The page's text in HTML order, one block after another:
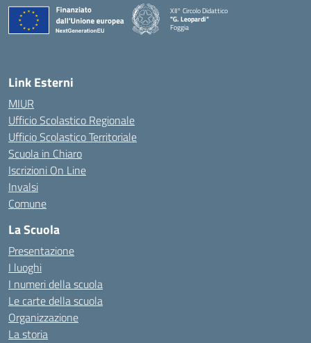
XII° Circolo Didattico
"G. Leopardi"
Foggia
— Visita la pagina iniziale della scuola
Link Esterni
MIUR
Ufficio Scolastico Regionale
Ufficio Scolastico Territoriale
Scuola in Chiaro
Iscrizioni On Line
Invalsi
Comune
La Scuola
Presentazione
I luoghi
I numeri della scuola
Le carte della scuola
Organizzazione
La storia